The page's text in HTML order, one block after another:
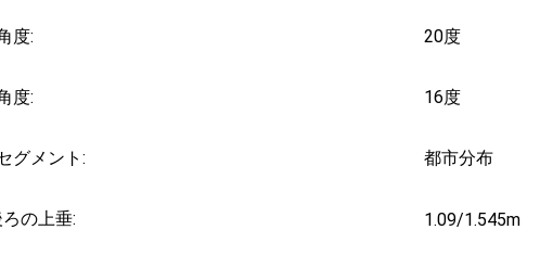
度: 20度
度: 16度
グメント: 都市分布
の上垂: 1.09/1.545m